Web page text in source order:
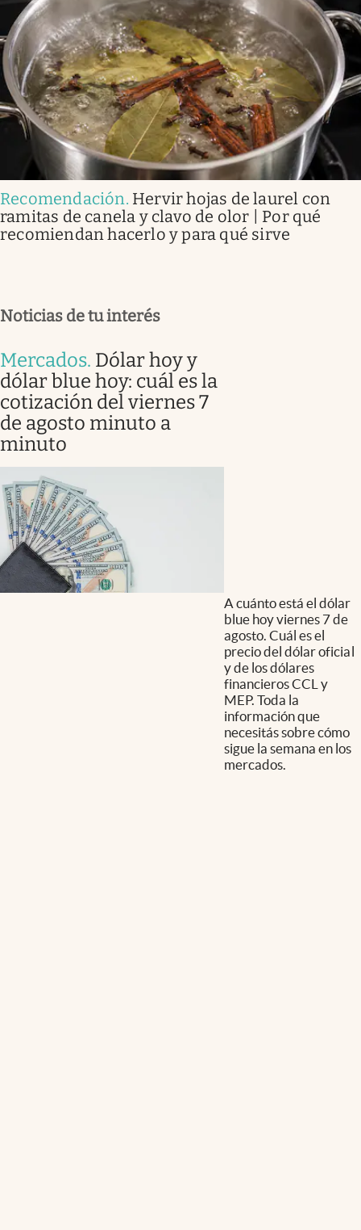
Recomendación. Hervir hojas de laurel con
ramitas de canela y clavo de olor | Por qué
recomiendan hacerlo y para qué sirve
Noticias de tu interés
Mercados. Dólar hoy y
dólar blue hoy: cuál es la
cotización del viernes 7
de agosto minuto a
minuto
A cuánto está el dólar
blue hoy viernes 7 de
agosto. Cuál es el
precio del dólar oficial
y de los dólares
financieros CCL y
MEP. Toda la
información que
necesitás sobre cómo
sigue la semana en los
mercados.